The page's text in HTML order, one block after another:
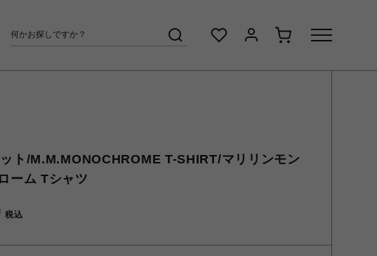
ト/M.M.MONOCHROME T-SHIRT/マリリンモン
ーム Tシャツ
税込